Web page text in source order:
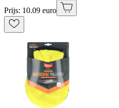
Prijs: 10.09 euro